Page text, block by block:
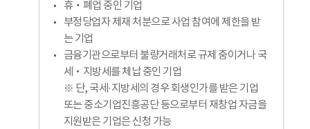
휴‧폐업 중인 기업
부정당업자 제재 처분으로 사업 참여에 제한을 받
는 기업
금융기관으로부터 불량거래처로 규제 중이거나 국
세‧지방세를 체납 중인 기업
※ 단, 국세·지방세의 경우 회생인가를 받은 기업
또는 중소기업진흥공단 등으로부터 재창업 자금을
지원받은 기업은 신청 가능